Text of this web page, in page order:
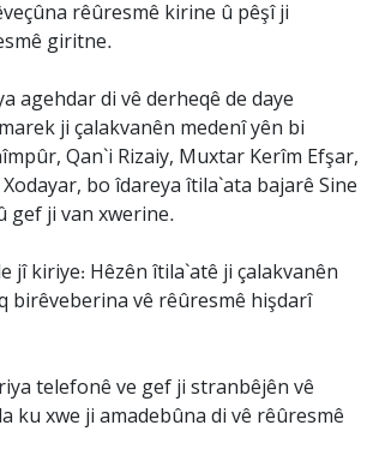
rêûresmê kirine û pêşî ji
giritne.
agehdar di vê derheqê de daye
ji çalakvanên medenî yên bi
Qan`i Rizaiy, Muxtar Kerîm Efşar,
bo îdareya îtila`ata bajarê Sine
gef ji van xwerine.
jî kiriye: Hêzên îtila`atê ji çalakvanên
birêveberina vê rêûresmê hişdarî
telefonê ve gef ji stranbêjên vê
ku xwe ji amadebûna di vê rêûresmê